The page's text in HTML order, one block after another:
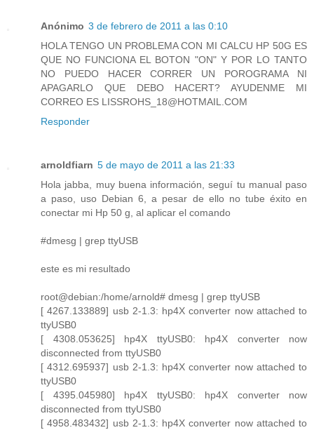
Anónimo 3 de febrero de 2011 a las 0:10
HOLA TENGO UN PROBLEMA CON MI CALCU HP 50G ES
QUE NO FUNCIONA EL BOTON "ON" Y POR LO TANTO
NO PUEDO HACER CORRER UN POROGRAMA NI
APAGARLO QUE DEBO HACERT? AYUDENME MI
CORREO ES LISSROHS_18@HOTMAIL.COM
Responder
arnoldfiarn 5 de mayo de 2011 a las 21:33
Hola jabba, muy buena información, seguí tu manual paso
a paso, uso Debian 6, a pesar de ello no tube éxito en
conectar mi Hp 50 g, al aplicar el comando
#dmesg | grep ttyUSB
este es mi resultado
root@debian:/home/arnold# dmesg | grep ttyUSB
[ 4267.133889] usb 2-1.3: hp4X converter now attached to
ttyUSB0
[ 4308.053625] hp4X ttyUSB0: hp4X converter now
disconnected from ttyUSB0
[ 4312.695937] usb 2-1.3: hp4X converter now attached to
ttyUSB0
[ 4395.045980] hp4X ttyUSB0: hp4X converter now
disconnected from ttyUSB0
[ 4958.483432] usb 2-1.3: hp4X converter now attached to